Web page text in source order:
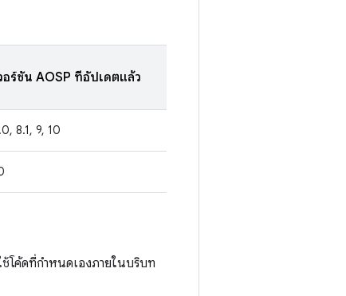
อร์ชัน AOSP ที่อัปเดตแล้ว
8.1, 9, 10
โค้ดที่กำหนดเองภายในบริบท